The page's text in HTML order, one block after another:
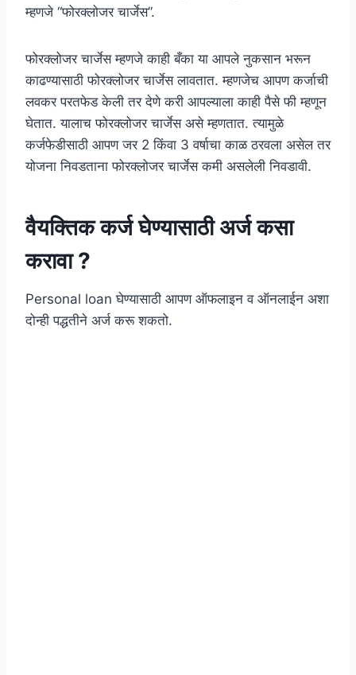
म्हणजे “फोरक्लोजर चार्जेस”.
फोरक्लोजर चार्जेस म्हणजे काही बँका या आपले नुकसान भरून
काढण्यासाठी फोरक्लोजर चार्जेस लावतात. म्हणजेच आपण कर्जाची
लवकर परतफेड केली तर देणे करी आपल्याला काही पैसे फी म्हणून
घेतात. यालाच फोरक्लोजर चार्जेस असे म्हणतात. त्यामुळे
कर्जफेडीसाठी आपण जर 2 किंवा 3 वर्षाचा काळ ठरवला असेल तर
योजना निवडताना फोरक्लोजर चार्जेस कमी असलेली निवडावी.
वैयक्तिक कर्ज घेण्यासाठी अर्ज कसा
करावा ?
Personal loan घेण्यासाठी आपण ऑफलाइन व ऑनलाईन अशा
दोन्ही पद्धतीने अर्ज करू शकतो.